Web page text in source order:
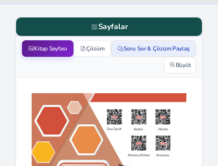
Sayfalar
Kitap Sayfası Çözüm Soru Sor & Çözüm Paylaş
Büyüt